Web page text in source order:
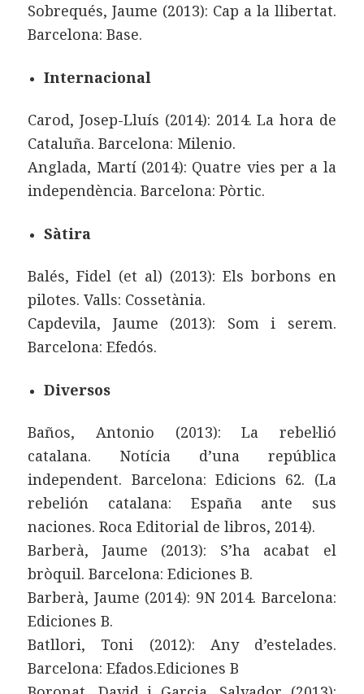
Sobrequés, Jaume (2013): Cap a la llibertat.
Barcelona: Base.
Internacional
Carod, Josep-Lluís (2014): 2014. La hora de
Cataluña. Barcelona: Milenio.
Anglada, Martí (2014): Quatre vies per a la
independència. Barcelona: Pòrtic.
Sàtira
Balés, Fidel (et al) (2013): Els borbons en
pilotes. Valls: Cossetània.
Capdevila, Jaume (2013): Som i serem.
Barcelona: Efedós.
Diversos
Baños, Antonio (2013): La rebel·lió
catalana. Notícia d’una república
independent. Barcelona: Edicions 62. (La
rebelión catalana: España ante sus
naciones. Roca Editorial de libros, 2014).
Barberà, Jaume (2013): S’ha acabat el
bròquil. Barcelona: Ediciones B.
Barberà, Jaume (2014): 9N 2014. Barcelona:
Ediciones B.
Batllori, Toni (2012): Any d’estelades.
Barcelona: Efados.Ediciones B